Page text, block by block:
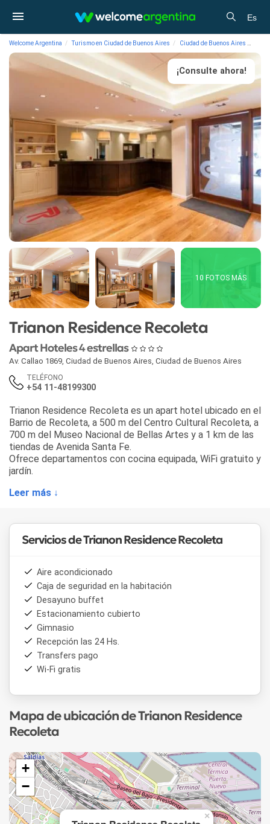
Es
Welcome Argentina Turismo en Ciudad de Buenos Aires Ciudad de Buenos Aires
¡Consulte ahora!
10 FOTOS MÁS
Trianon Residence Recoleta
Apart Hoteles 4 estrellas
Av. Callao 1869 Ciudad de Buenos Aires Ciudad de Buenos Aires
TELÉFONO
+54 11-48199300
Trianon Residence Recoleta es un apart hotel ubicado en el
Barrio de Recoleta, a 500 m del Centro Cultural Recoleta, a
700 m del Museo Nacional de Bellas Artes y a 1 km de las
tiendas de Avenida Santa Fe.
Ofrece departamentos con cocina equipada, WiFi gratuito y
jardín.
Leer más ↓
Servicios de Trianon Residence Recoleta
Aire acondicionado
Caja de seguridad en la habitación
Desayuno buffet
Estacionamiento cubierto
Gimnasio
Recepción las 24 Hs.
Transfers pago
Wi-Fi gratis
Mapa de ubicación de Trianon Residence
Recoleta
×
+
−